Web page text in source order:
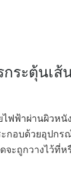
ระตุ้นเ
ฟฟ้าผ่านผิวหนั
ะกอบด้วยอุปก
ะถูกวางไว้ที่